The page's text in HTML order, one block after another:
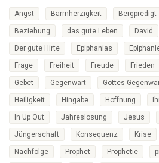
Angst Barmherzigkeit Bergpredigt
Beziehung das gute Leben David
Der gute Hirte Epiphanias
Frage Freiheit Freude Frieden
Gebet Gegenwart Gottes
Heiligkeit Hingabe Hoffnung
In Up Out Jahreslosung Jesus
Jüngerschaft Konsequenz Krise
Nachfolge Prophet Prophetie